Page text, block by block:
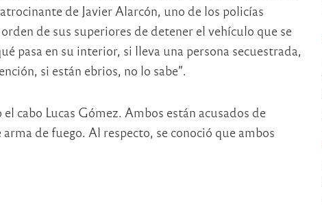
de Javier Alarcón, uno de los policías
de sus superiores de detener el vehículo que se
pasa en su interior, si lleva una persona secuestrada,
si están ebrios, no lo sabe”.
cabo Lucas Gómez. Ambos están acusados de
de fuego. Al respecto, se conoció que ambos